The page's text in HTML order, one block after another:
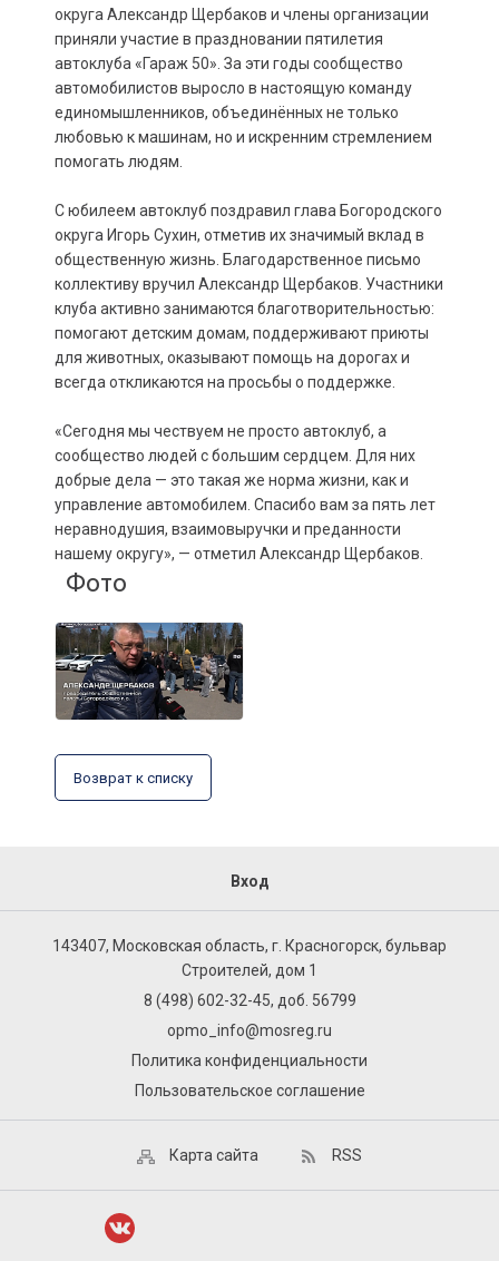
округа Александр Щербаков и члены организации
приняли участие в праздновании пятилетия
автоклуба «Гараж 50». За эти годы сообщество
автомобилистов выросло в настоящую команду
единомышленников, объединённых не только
любовью к машинам, но и искренним стремлением
помогать людям.
С юбилеем автоклуб поздравил глава Богородского
округа Игорь Сухин, отметив их значимый вклад в
общественную жизнь. Благодарственное письмо
коллективу вручил Александр Щербаков. Участники
клуба активно занимаются благотворительностью:
помогают детским домам, поддерживают приюты
для животных, оказывают помощь на дорогах и
всегда откликаются на просьбы о поддержке.
«Сегодня мы чествуем не просто автоклуб, а
сообщество людей с большим сердцем. Для них
добрые дела — это такая же норма жизни, как и
управление автомобилем. Спасибо вам за пять лет
неравнодушия, взаимовыручки и преданности
нашему округу», — отметил Александр Щербаков.
Фото
Возврат к списку
Вход
143407, Московская область, г. Красногорск, бульвар
Строителей, дом 1
8 (498) 602-32-45, доб. 56799
opmo_info@mosreg.ru
Политика конфиденциальности
Пользовательское соглашение
Карта сайта RSS